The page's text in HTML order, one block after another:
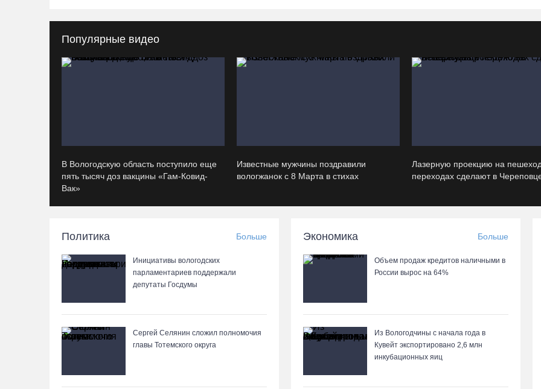
Популярные видео
В Вологодскую область поступило еще
пять тысяч доз вакцины «Гам-Ковид-
Вак»
Известные мужчины поздравили
вологжанок с 8 Марта в стихах
Лазерную проекцию на
переходах сделают в
Политика Больше
Инициативы вологодских
парламентариев поддержали
депутаты Госдумы
Сергей Селянин сложил полномочия
главы Тотемского округа
Экономика Больше
Объем продаж кредитов наличными в
России вырос на 64%
Из Вологодчины с начала года в
Кувейт экспортировано 2,6 млн
инкубационных яиц